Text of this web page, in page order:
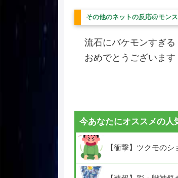
その他のネットの反応@モン
流石にバケモンすぎる
おめでとうございます
今あなたにオススメの人
【衝撃】ツクモの